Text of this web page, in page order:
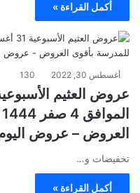
أكمل القراءة »
أغسطس 30, 2022 130
العروض – عروض
تخفيضات و…
أكمل القراءة »